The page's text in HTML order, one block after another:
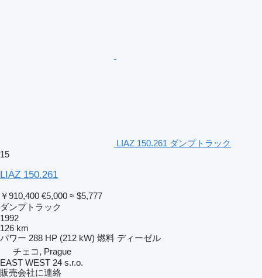
LIAZ 150.261 ダンプトラック
15
LIAZ 150.261
￥910,400 €5,000 ≈ $5,777
ダンプトラック
1992
126 km
パワー 288 HP (212 kW) 燃料 ディーゼル
チェコ, Prague
EAST WEST 24 s.r.o.
販売会社に連絡